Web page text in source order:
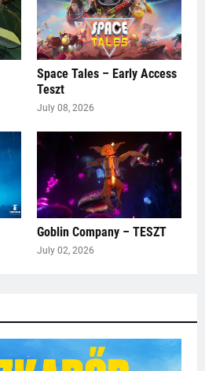
Space Tales – Early Access
Teszt
July 08, 2026
Goblin Company – TESZT
July 02, 2026